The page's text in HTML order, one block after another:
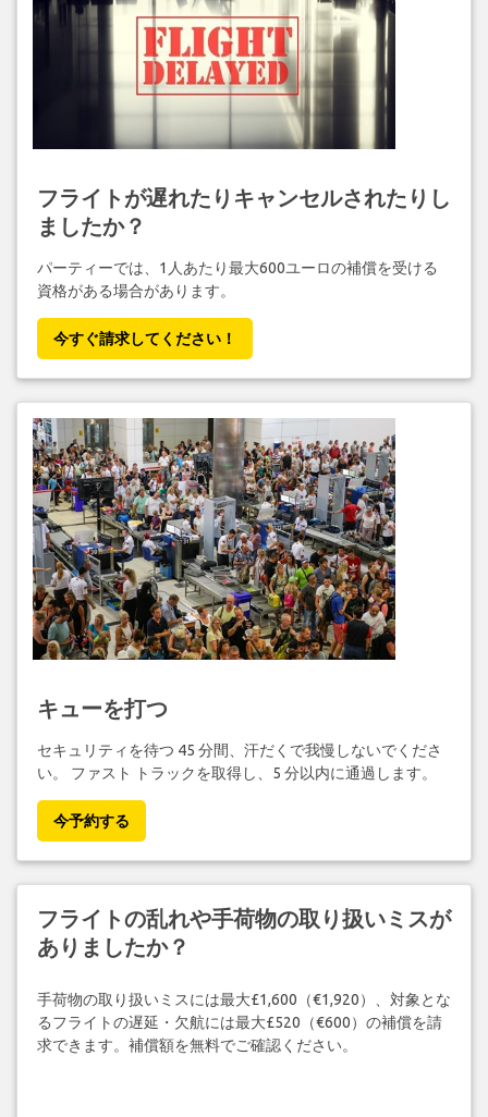
フライトが遅れたりキャンセルされたりし
ましたか？
パーティーでは、1人あたり最大600ユーロの補償を受ける
資格がある場合があります。
今すぐ請求してください！
キューを打つ
セキュリティを待つ 45 分間、汗だくで我慢しないでくださ
い。 ファスト トラックを取得し、5 分以内に通過します。
今予約する
フライトの乱れや手荷物の取り扱いミスが
ありましたか？
手荷物の取り扱いミスには最大£1,600（€1,920）、対象とな
るフライトの遅延・欠航には最大£520（€600）の補償を請
求できます。補償額を無料でご確認ください。